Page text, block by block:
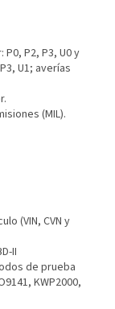
P2, P3, U0 y
U1; averías
(MIL).
(VIN, CVN y
II
de prueba
KWP2000,